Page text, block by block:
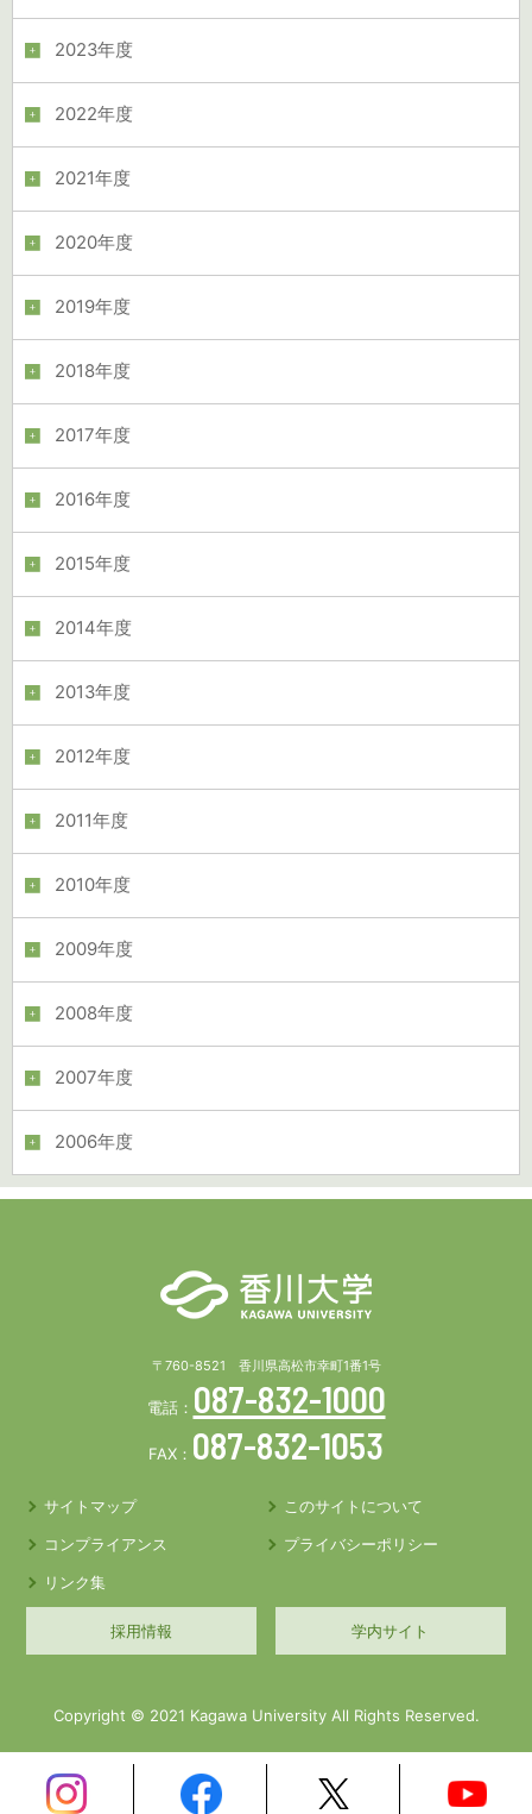
2023年度
2022年度
2021年度
2020年度
2019年度
2018年度
2017年度
2016年度
2015年度
2014年度
2013年度
2012年度
2011年度
2010年度
2009年度
2008年度
2007年度
2006年度
〒760-8521 香川県高松市幸町1番1号
電話： 087-832-1000
FAX： 087-832-1053
サイトマップ
このサイトについて
コンプライアンス
プライバシーポリシー
リンク集
採用情報 学内サイト
Copyright © 2021 Kagawa University All Rights Reserved.